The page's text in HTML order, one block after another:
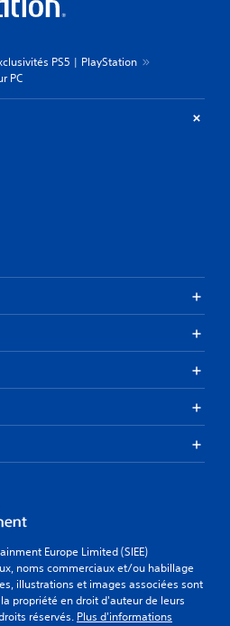
PS5 | PlayStation
PC
Europe Limited (SIEE)
noms commerciaux et/ou habillage
illustrations et images associées sont
propriété en droit d'auteur de leurs
réservés. Plus d'informations